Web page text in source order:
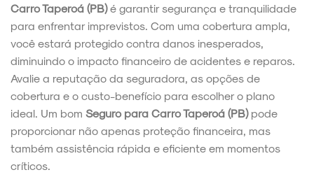
Carro Taperoá (PB)é garantir segurança e tranquilidade
para enfrentar imprevistos. Com uma cobertura ampla,
você estará protegido contra danos inesperados,
diminuindo o impacto financeiro de acidentes e reparos.
Avalie a reputação da seguradora, as opções de
cobertura e o custo-benefício para escolher o plano
ideal. Um bom Seguro para Carro Taperoá (PB)pode
proporcionar não apenas proteção financeira, mas
também assistência rápida e eficiente em momentos
críticos.